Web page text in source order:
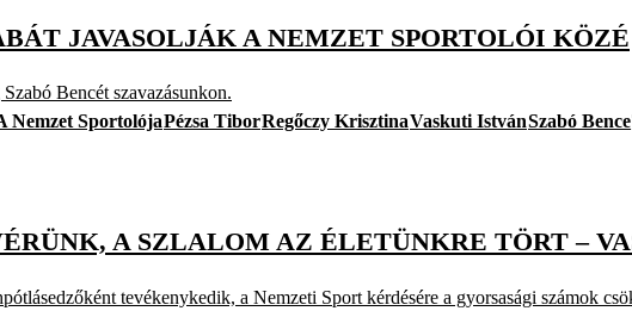
JAVASOLJÁK A NEMZET SPORTOLÓI KÖZÉ
Bencét szavazásunkon.
Nemzet SportolójaPézsa TiborRegőczy KrisztinaVaskuti IstvánSzabó Bence
A SZLALOM AZ ÉLETÜNKRE TÖRT –
tevékenykedik, a Nemzeti Sport kérdésére a gyorsasági számok